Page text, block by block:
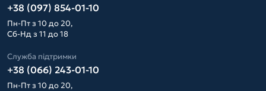
+38 (097) 854-01-10
Пн-Пт з 10 до 20,
Сб-Нд з 11 до 18
Служба підтримки
+38 (066) 243-01-10
Пн-Пт з 10 до 20,